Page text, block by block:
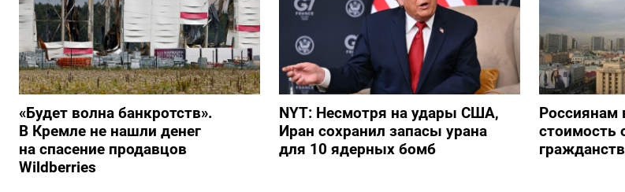
«Будет волна банкротств».
В Кремле не нашли денег
на спасение продавцов
Wildberries
NYT: Несмотря на удары США,
Иран сохранил запасы урана
для 10 ядерных бомб
Россиянам
стоимость